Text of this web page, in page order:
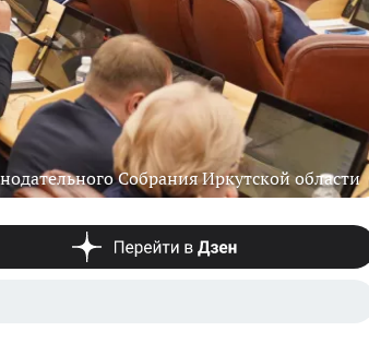
Собрания Иркутской области